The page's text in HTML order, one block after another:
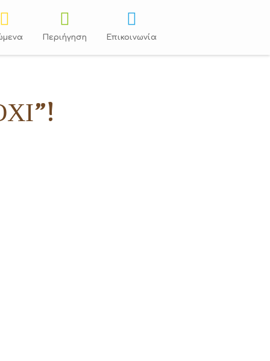
Περιήγηση Επικοινωνία